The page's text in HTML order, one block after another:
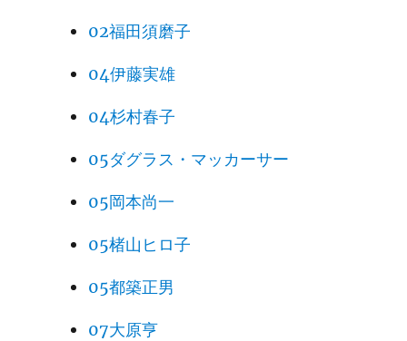
02福田須磨子
04伊藤実雄
04杉村春子
05ダグラス・マッカーサー
05岡本尚一
05楮山ヒロ子
05都築正男
07大原亨